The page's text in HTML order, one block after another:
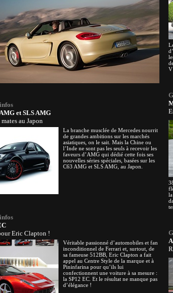
et SLS AMG
au Japon
La branche musclée de Mercedes nourrit
de grandes ambitions sur les marchés
asiatiques, on le sait. Mais la Chine ou
l’Inde ne sont pas les seuls à recevoir les
faveurs d’AMG qui dédié cette fois ses
nouvelles séries spéciales, basées sur les
C63 AMG et SLS AMG, au Japon.
Eric Clapton !
Véritable passionné d’automobiles et fan
inconditionnel de Ferrari et, surtout, de
sa fameuse 512BB, Eric Clapton a fait
appel au Centre Style de la marque et à
Pininfarina pour qu’ils lui
confectionnent une voiture à sa mesure :
la SP12 EC. Et le résultat ne manque pas
d’élégance !